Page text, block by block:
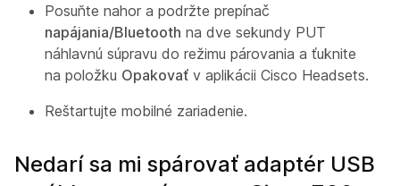
Posuňte nahor a podržte prepínač
napájania/Bluetooth na dve sekundy PUT
náhlavnú súpravu do režimu párovania a ťuknite
na položku Opakovať v aplikácii Cisco Headsets.
Reštartujte mobilné zariadenie.
Nedarí sa mi spárovať adaptér USB